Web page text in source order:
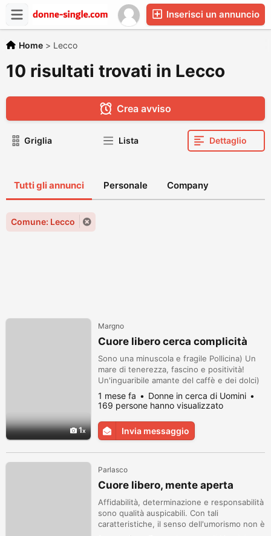
Inserisci un annuncio
Home > Lecco
10 risultati trovati in Lecco
Crea avviso
Griglia Lista Dettaglio
Tutti gli annunci Personale Company
Comune: Lecco
1
Margno
Cuore libero cerca complicità
Sono una minuscola e fragile Pollicina) Un
mare di tenerezza, fascino e positività!
Un'inguaribile amante del caffè e dei dolci)
Amo la primavera, quando fioriscono i lillà, e
l'autunno dorato.
1 mese fa
Donne in cerca di Uomini
169 persone hanno visualizzato
Invia messaggio
Parlasco
Cuore libero, mente aperta
Affidabilità, determinazione e responsabilità
sono qualità auspicabili. Con tali
caratteristiche, il senso dell'umorismo non è